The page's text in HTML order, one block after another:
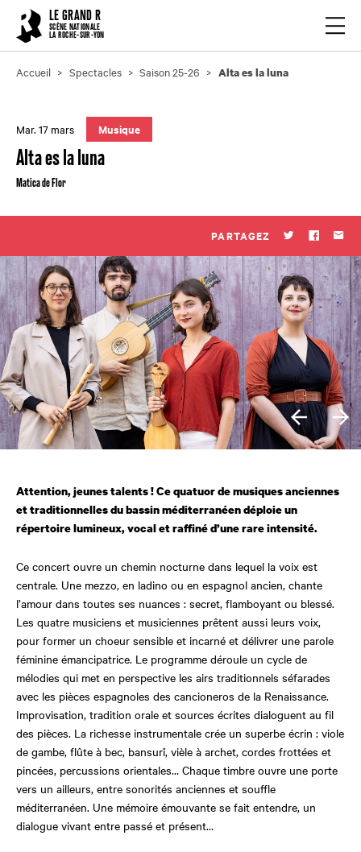
LE GRAND R
SCÈNE NATIONALE
LA ROCHE-SUR-YON
Accueil Spectacles Saison 25-26 Alta es la luna
Mar. 17 mars Musique
Alta es la luna
Matica de Flor
PARTAGEZ Twitter
Attention, jeunes talents ! Ce quatuorde musiques anciennes
et traditionnellesdu bassin méditerranéen déploie un
répertoire lumineux, vocal et raffinéd’une rare intensité.
Ce concert ouvre un chemin nocturne dans lequel la voix est
centrale. Une mezzo, en ladino ou en espagnol ancien, chante
l’amour dans toutes ses nuances : secret, flamboyant ou blessé.
Les quatre musiciens et musiciennes prêtent aussi leurs voix,
pour former un choeur sensible et incarné et délivrer une parole
féminine émancipatrice. Le programme déroule un cycle de
mélodies qui met en perspective les airs traditionnels séfarades
avec les pièces espagnoles des cancioneros de la Renaissance.
Improvisation, tradition orale et sources écrites dialoguent au fil
des pièces. La richesse instrumentale crée un superbe écrin : viole
de gambe, flûte à bec, bansurî, vièle à archet, cordes frottées et
pincées, percussions orientales… Chaque timbre ouvre une porte
vers un ailleurs, entre sonorités anciennes et souffle
méditerranéen. Une mémoire émouvante se fait entendre, un
dialogue vivant entre passé et présent…
Cookies management panel